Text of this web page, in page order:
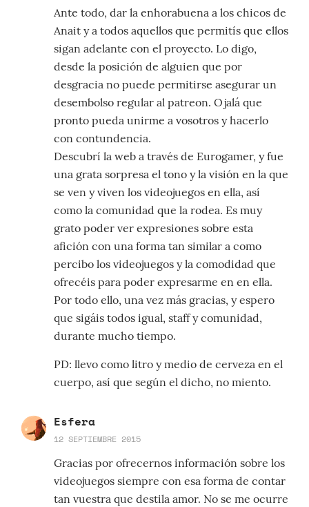
Ante todo, dar la enhorabuena a los chicos de
Anait y a todos aquellos que permitís que ellos
sigan adelante con el proyecto. Lo digo,
desde la posición de alguien que por
desgracia no puede permitirse asegurar un
desembolso regular al patreon. Ojalá que
pronto pueda unirme a vosotros y hacerlo
con contundencia.
Descubrí la web a través de Eurogamer, y fue
una grata sorpresa el tono y la visión en la que
se ven y viven los videojuegos en ella, así
como la comunidad que la rodea. Es muy
grato poder ver expresiones sobre esta
afición con una forma tan similar a como
percibo los videojuegos y la comodidad que
ofrecéis para poder expresarme en en ella.
Por todo ello, una vez más gracias, y espero
que sigáis todos igual, staff y comunidad,
durante mucho tiempo.
PD: llevo como litro y medio de cerveza en el
cuerpo, así que según el dicho, no miento.
Esfera
12 SEPTIEMBRE 2015
Gracias por ofrecernos información sobre los
videojuegos siempre con esa forma de contar
tan vuestra que destila amor. No se me ocurre